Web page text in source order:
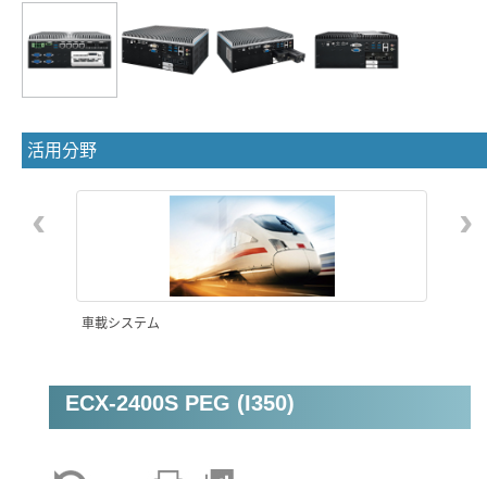
活用分野
車載システム
‹ ›
ECX-2400S PEG (I350)